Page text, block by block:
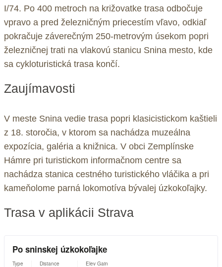
I/74. Po 400 metroch na križovatke trasa odbočuje
vpravo a pred železničným priecestím vľavo, odkiaľ
pokračuje záverečným 250-metrovým úsekom popri
železničnej trati na vlakovú stanicu Snina mesto, kde
sa cykloturistická trasa končí.
Zaujímavosti
V meste Snina vedie trasa popri klasicistickom kaštieli
z 18. storočia, v ktorom sa nachádza muzeálna
expozícia, galéria a knižnica. V obci Zemplínske
Hámre pri turistickom informačnom centre sa
nachádza stanica cestného turistického vláčika a pri
kameňolome parná lokomotíva bývalej úzkokoľajky.
Trasa v aplikácii Strava